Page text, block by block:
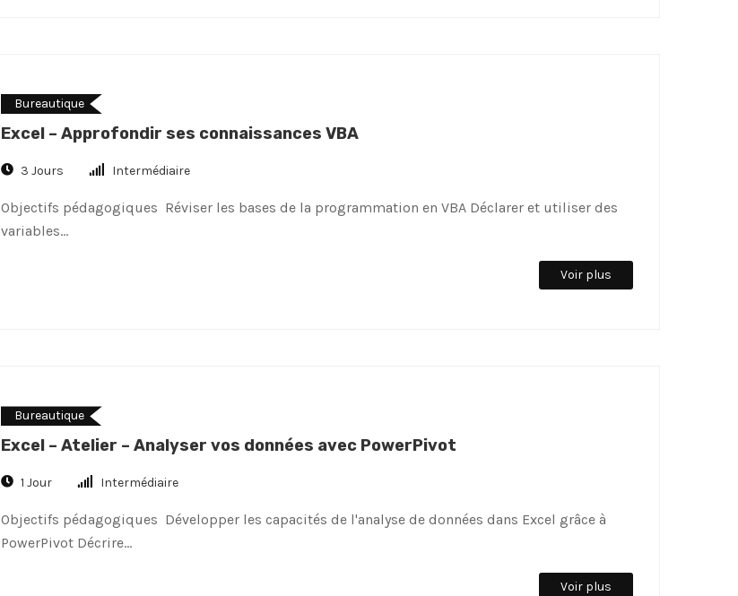
Bureautique
Excel – Approfondir ses connaissances VBA
3 Jours Intermédiaire
Objectifs pédagogiques Réviser les bases de la programmation en VBA Déclarer et utiliser des
variables…
Voir plus
Bureautique
Excel – Atelier – Analyser vos données avec PowerPivot
1 Jour Intermédiaire
Objectifs pédagogiques Développer les capacités de l'analyse de données dans Excel grâce à
PowerPivot Décrire…
Voir plus